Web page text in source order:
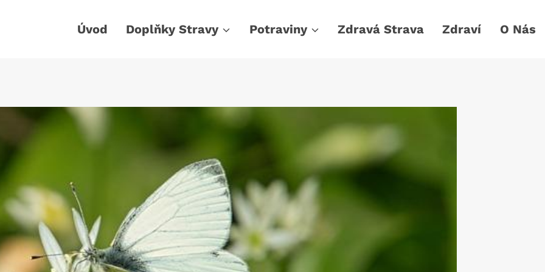
Úvod Doplňky Stravy Potraviny Zdravá Strava Zdraví O Nás